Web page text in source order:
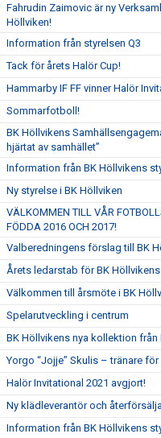
Fahrudin Zaimovic är ny
Höllviken!
Information från styrelsen Q3
Tack för årets Halör Cup!
Hammarby IF FF vinner Halör
Sommarfotboll!
BK Höllvikens
hjärtat av samhället”
Information från BK Höllvikens
Ny styrelse i BK Höllviken
VÄLKOMMEN TILL VÅR
FÖDDA 2016 OCH 2017!
Valberedningens förslag till BK
Årets ledarstab för BK
Välkommen till årsmöte i BK
Spelarutveckling i centrum
BK Höllvikens nya kollektion från
Yorgo “Jojje” Skulis – tränare
Halör Invitational 2021 avgjort!
Ny klädleverantör och
Information från BK Höllvikens